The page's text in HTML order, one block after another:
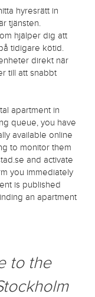
hyresrätt in
tjänsten.
hjälper dig att
tidigare kötid.
direkt när
till att snabbt
apartment in
queue, you have
available online
to monitor them
and activate
you immediately
is published
an apartment
to the